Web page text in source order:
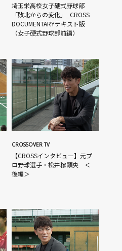
埼玉栄高校女子硬式野球部
「敗北からの変化」_CROSS
DOCUMENTARYテキスト版
（女子硬式野球部前編）
CROSSOVER TV
【CROSSインタビュー】元プ
ロ野球選手・松井稼頭央 ＜
後編＞